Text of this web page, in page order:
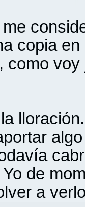
copia
como
de
a